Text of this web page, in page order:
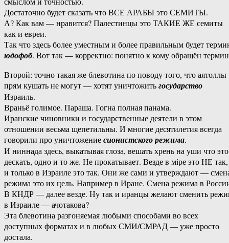
Достаточно будет сказать что ВСЕ АРАБЫ это СЕМИТЫ.
А? Как вам — нравится? Палестинцы это ТАКИЕ ЖЕ семиты
как и евреи.
Так что здесь более уместным и более правильным будет
юдофоб. Вот так — корректно: понятно к кому обращён
Второй: точно такая же блевотина по поводу того, что аятоллы
прям кушать не могут — хотят уничтожитьгосударство
Израиль.
Враньё голимое. Параша. Гогна полная панама.
Иранские чиновники и государственные деятели в этом
отношении весьма щепетильны. И многие десятилетия всегда
говорили про уничтожениесионистского режима.
И ниннада здесь, выкатывая глоза, вешать хрень на уши что
дескать, одно и то же. Не прокатывает. Везде в мiре это НЕ так,
и только в Израиле это так. Они же сами и утверждают —
режима это их цель. Например в Иране. Смена режима в
В КНДР — далее везде. Ну так и иранцы желают сменить
в Израиле — ачотакова?
Эта блевотина разгоняемая любыми способами во всех
доступных форматах и в любых СМИ/СМРАД — уже просто
достала.